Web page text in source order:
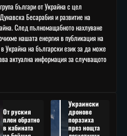
българи от Украйна с цел
Бесарабия и развитие на
След пълномащабното нахлуване
нашата енергия в публикация на
Украйна на български език за да може
актуална информация за случващото
От руския
плен обратно
в кабината
Украински
дронове
поразиха
през нощта